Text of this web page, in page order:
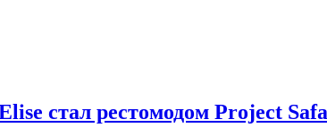
стал рестомодом Project